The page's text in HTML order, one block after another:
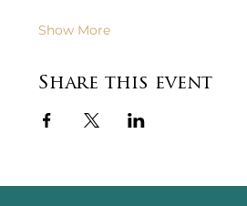
Show More
Share this event